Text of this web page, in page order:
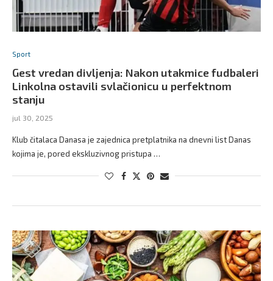
Sport
Gest vredan divljenja: Nakon utakmice fudbaleri
Linkolna ostavili svlačionicu u perfektnom
stanju
jul 30, 2025
Klub čitalaca Danasa je zajednica pretplatnika na dnevni list Danas
kojima je, pored ekskluzivnog pristupa …